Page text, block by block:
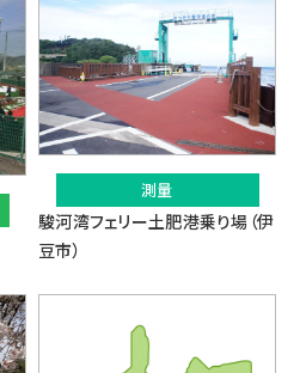
測量
駿河湾フェリー土肥港乗り場（伊
豆市）